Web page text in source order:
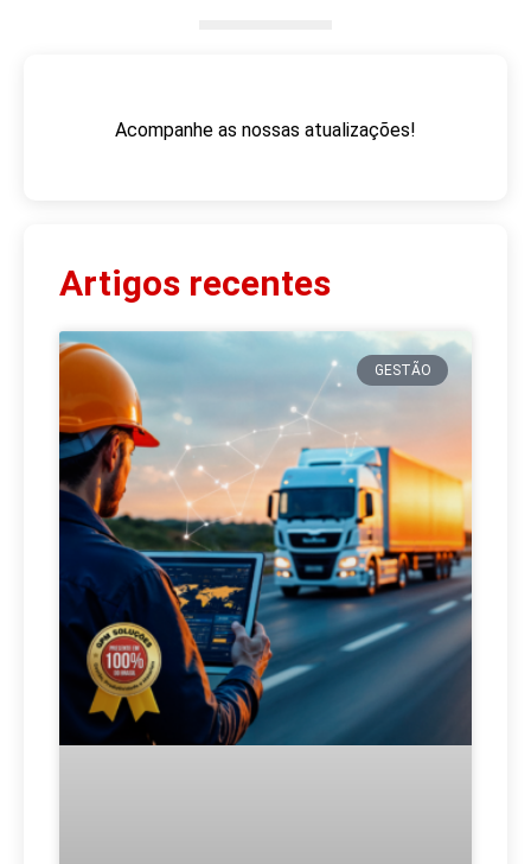
Acompanhe as nossas atualizações!
Artigos recentes
GESTÃO